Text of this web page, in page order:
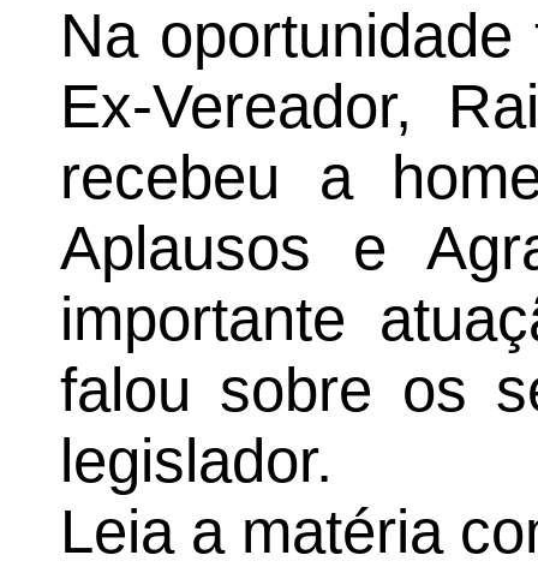
Na
Ex-Vereador,
recebeu a
Aplausos e
importante
falou sobre os
legislador.
Leia a matéria